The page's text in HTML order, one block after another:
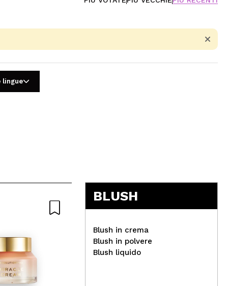
lingue
BLUSH
Blush in crema
Blush in polvere
Blush liquido